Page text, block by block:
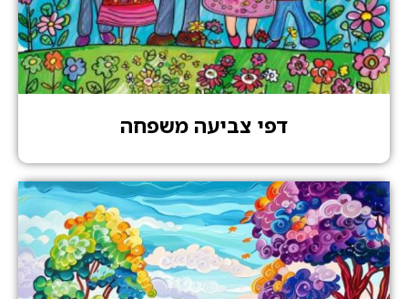
דפי צביעה משפחה